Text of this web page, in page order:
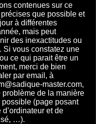
contenues sur ce
que possible et
à différentes
mais peut
des inexactitudes ou
Si vous constatez une
ce qui parait être un
merci de bien
par email, à
master.com,
problème de la manière
possible (page posant
et de
…).